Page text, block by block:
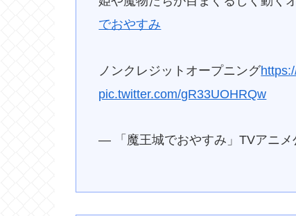
でおやすみ
ノンクレジットオープニング
pic.twitter.com/gR33UOHRQw
— 「魔王城でおやすみ」TVアニ